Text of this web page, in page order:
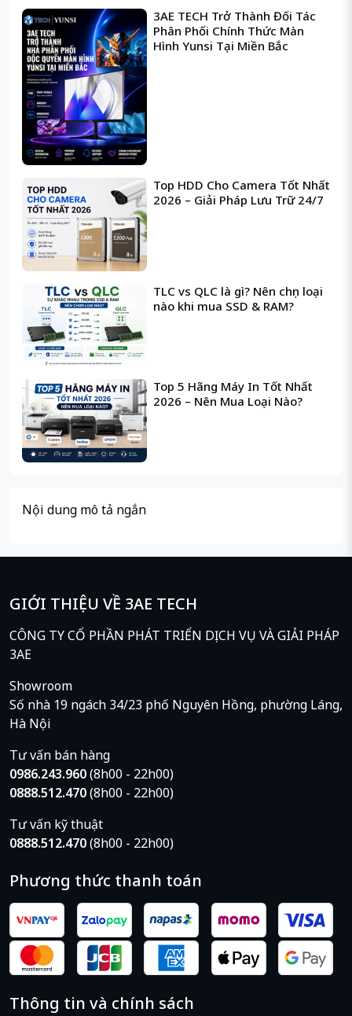
Nội dung mô tả ngắn
3AE TECH Trở Thành Đối Tác
Phân Phối Chính Thức Màn
Hình Yunsi Tại Miền Bắc
Top HDD Cho Camera Tốt Nhất
2026 – Giải Pháp Lưu Trữ 24/7
TLC vs QLC là gì? Nên chọn loại
nào khi mua SSD & RAM?
Top 5 Hãng Máy In Tốt Nhất
2026 – Nên Mua Loại Nào?
GIỚI THIỆU VỀ 3AE TECH
CÔNG TY CỔ PHẦN PHÁT TRIỂN DỊCH VỤ VÀ GIẢI PHÁP
3AE
Showroom
Số nhà 19 ngách 34/23 phố Nguyên Hồng, phường Láng,
Hà Nội
Tư vấn bán hàng
0986.243.960(8h00 - 22h00)
0888.512.470(8h00 - 22h00)
Tư vấn kỹ thuật
0888.512.470(8h00 - 22h00)
Phương thức thanh toán
Thông tin và chính sách